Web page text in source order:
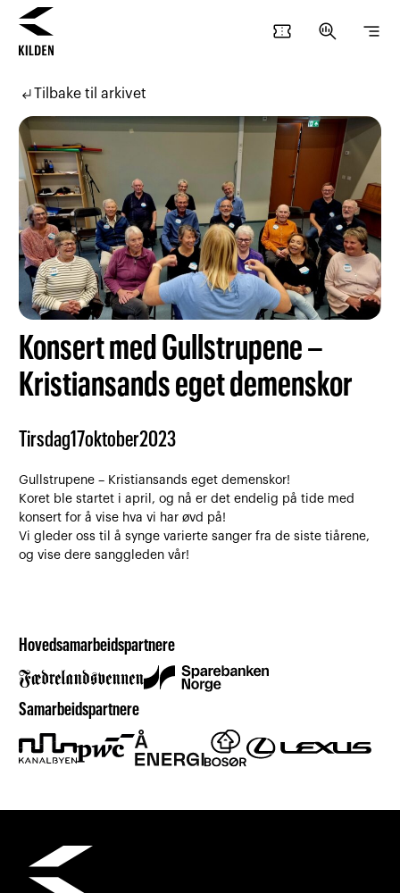
confirmation_number search_insights segment
subdirectory_arrow_leftTilbake til arkivet
Konsert med Gullstrupene –
Kristiansands eget demenskor
Tirsdag17oktober2023
Gullstrupene – Kristiansands eget demenskor!
Koret ble startet i april, og nå er det endelig på tide med
konsert for å vise hva vi har øvd på!
Vi gleder oss til å synge varierte sanger fra de siste tiårene,
og vise dere sanggleden vår!
Hovedsamarbeidspartnere
Samarbeidspartnere